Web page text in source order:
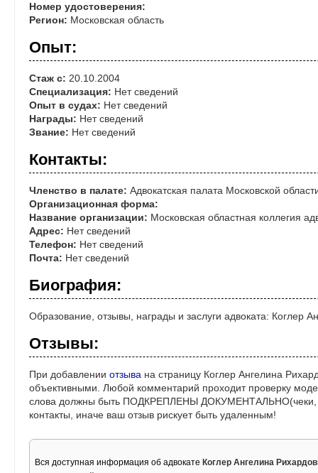
Номер удостоверения:
Регион: Московская область
Опыт:
Стаж с: 20.10.2004
Специализация: Нет сведений
Опыт в судах: Нет сведений
Награды: Нет сведений
Звание: Нет сведений
Контакты:
Членство в палате: Адвокатская палата Московской
Организационная форма:
Название организации: Московская областная коллегия
Адрес: Нет сведений
Телефон: Нет сведений
Почта: Нет сведений
Биография:
Образование, отзывы, награды и заслуги адвоката: Коглер
Отзывы:
При добавлении отзыва на страницу Коглер Ангелина
объективными. Любой комментарий проходит проверку
слова должны быть ПОДКРЕПЛЕНЫ ДОКУМЕНТАЛЬНО(чеки,
контакты, иначе ваш отзыв рискует быть удаленным!
Вся доступная информация об адвокате Коглер Ангелина